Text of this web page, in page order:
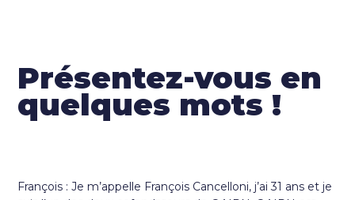
Présentez-vous en
quelques mots !
François : Je m’appelle François Cancelloni, j’ai 31 ans et je